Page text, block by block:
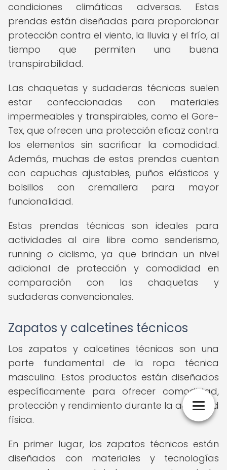
condiciones climáticas adversas. Estas
prendas están diseñadas para proporcionar
protección contra el viento, la lluvia y el frío, al
tiempo que permiten una buena
transpirabilidad.
Las chaquetas y sudaderas técnicas suelen
estar confeccionadas con materiales
impermeables y transpirables, como el Gore-
Tex, que ofrecen una protección eficaz contra
los elementos sin sacrificar la comodidad.
Además, muchas de estas prendas cuentan
con capuchas ajustables, puños elásticos y
bolsillos con cremallera para mayor
funcionalidad.
Estas prendas técnicas son ideales para
actividades al aire libre como senderismo,
running o ciclismo, ya que brindan un nivel
adicional de protección y comodidad en
comparación con las chaquetas y
sudaderas convencionales.
Zapatos y calcetines técnicos
Los zapatos y calcetines técnicos son una
parte fundamental de la ropa técnica
masculina. Estos productos están diseñados
específicamente para ofrecer comodidad,
protección y rendimiento durante la actividad
física.
En primer lugar, los zapatos técnicos están
diseñados con materiales y tecnologías